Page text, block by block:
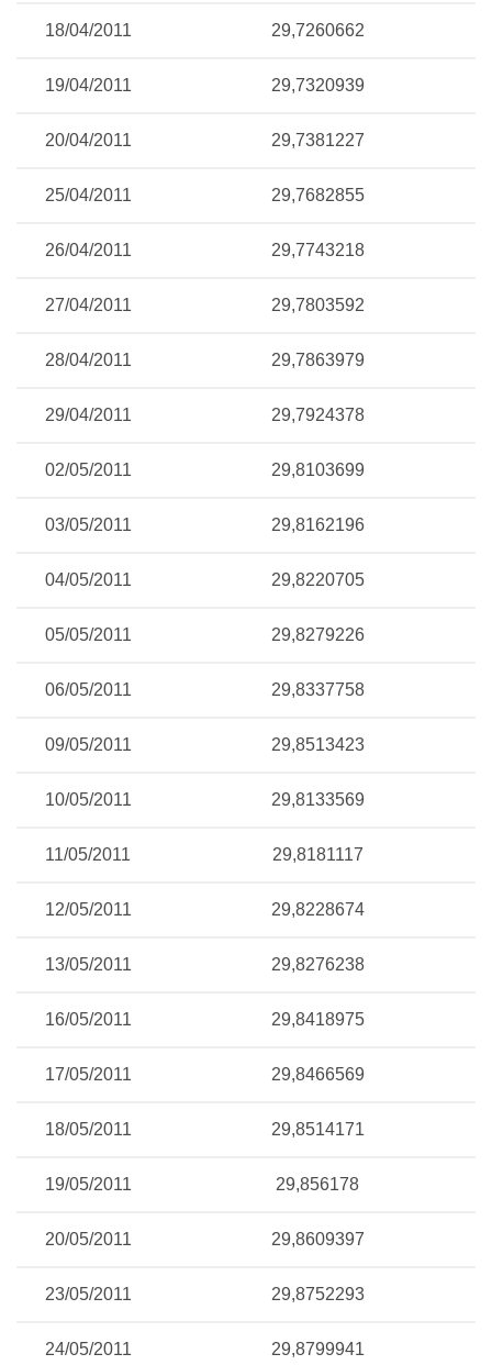
18/04/2011 29,7260662
19/04/2011 29,7320939
20/04/2011 29,7381227
25/04/2011 29,7682855
26/04/2011 29,7743218
27/04/2011 29,7803592
28/04/2011 29,7863979
29/04/2011 29,7924378
02/05/2011 29,8103699
03/05/2011 29,8162196
04/05/2011 29,8220705
05/05/2011 29,8279226
06/05/2011 29,8337758
09/05/2011 29,8513423
10/05/2011 29,8133569
11/05/2011 29,8181117
12/05/2011 29,8228674
13/05/2011 29,8276238
16/05/2011 29,8418975
17/05/2011 29,8466569
18/05/2011 29,8514171
19/05/2011 29,856178
20/05/2011 29,8609397
23/05/2011 29,8752293
24/05/2011 29,8799941